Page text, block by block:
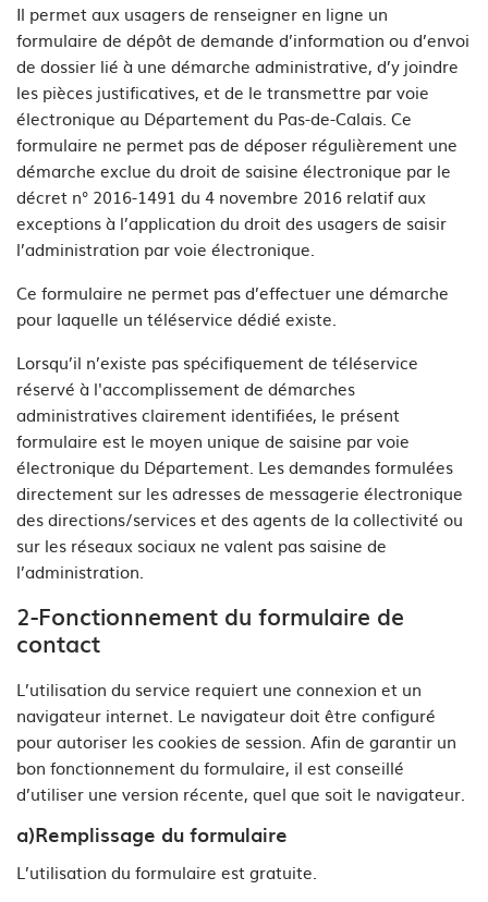
Il permet aux usagers de renseigner en ligne un
formulaire de dépôt de demande d’information ou d’envoi
de dossier lié à une démarche administrative, d’y joindre
les pièces justificatives, et de le transmettre par voie
électronique au Département du Pas-de-Calais. Ce
formulaire ne permet pas de déposer régulièrement une
démarche exclue du droit de saisine électronique par le
décret n° 2016-1491 du 4 novembre 2016 relatif aux
exceptions à l’application du droit des usagers de saisir
l’administration par voie électronique.
Ce formulaire ne permet pas d’effectuer une démarche
pour laquelle un téléservice dédié existe.
Lorsqu’il n’existe pas spécifiquement de téléservice
réservé à l'accomplissement de démarches
administratives clairement identifiées, le présent
formulaire est le moyen unique de saisine par voie
électronique du Département. Les demandes formulées
directement sur les adresses de messagerie électronique
des directions/services et des agents de la collectivité ou
sur les réseaux sociaux ne valent pas saisine de
l’administration.
2-Fonctionnement du formulaire de
contact
L’utilisation du service requiert une connexion et un
navigateur internet. Le navigateur doit être configuré
pour autoriser les cookies de session. Afin de garantir un
bon fonctionnement du formulaire, il est conseillé
d’utiliser une version récente, quel que soit le navigateur.
a)Remplissage du formulaire
L’utilisation du formulaire est gratuite.